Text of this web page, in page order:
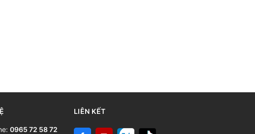
0965 72 58 72
LIÊN KẾT